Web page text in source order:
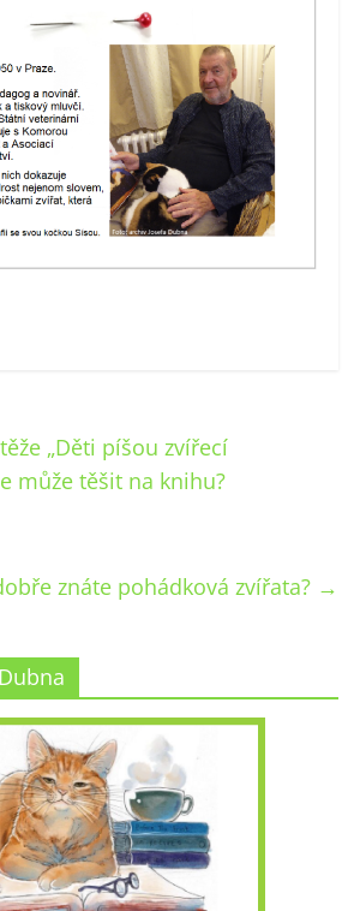
„Děti píšou zvířecí
může těšit na knihu?
znáte pohádková zvířata? →